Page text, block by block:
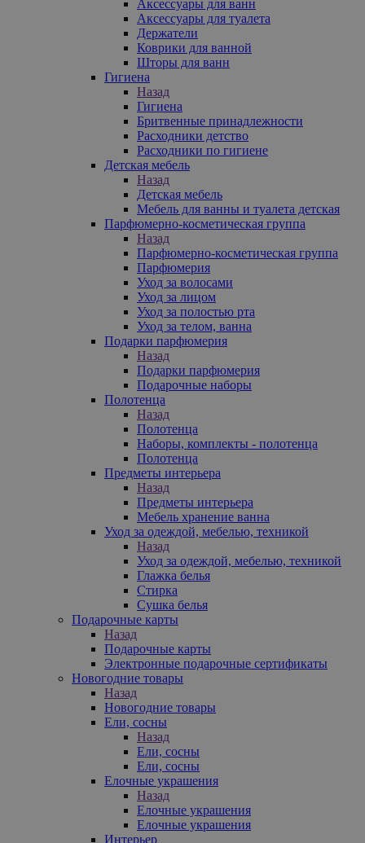
Аксессуары для ванн
Аксессуары для туалета
Держатели
Коврики для ванной
Шторы для ванн
Гигиена
Назад
Гигиена
Бритвенные принадлежности
Расходники детство
Расходники по гигиене
Детская мебель
Назад
Детская мебель
Мебель для ванны и туалета детская
Парфюмерно-косметическая группа
Назад
Парфюмерно-косметическая группа
Парфюмерия
Уход за волосами
Уход за лицом
Уход за полостью рта
Уход за телом, ванна
Подарки парфюмерия
Назад
Подарки парфюмерия
Подарочные наборы
Полотенца
Назад
Полотенца
Наборы, комплекты - полотенца
Полотенца
Предметы интерьера
Назад
Предметы интерьера
Мебель хранение ванна
Уход за одеждой, мебелью, техникой
Назад
Уход за одеждой, мебелью, техникой
Глажка белья
Стирка
Сушка белья
Подарочные карты
Назад
Подарочные карты
Электронные подарочные сертификаты
Новогодние товары
Назад
Новогодние товары
Ели, сосны
Назад
Ели, сосны
Ели, сосны
Елочные украшения
Назад
Елочные украшения
Елочные украшения
Интерьер